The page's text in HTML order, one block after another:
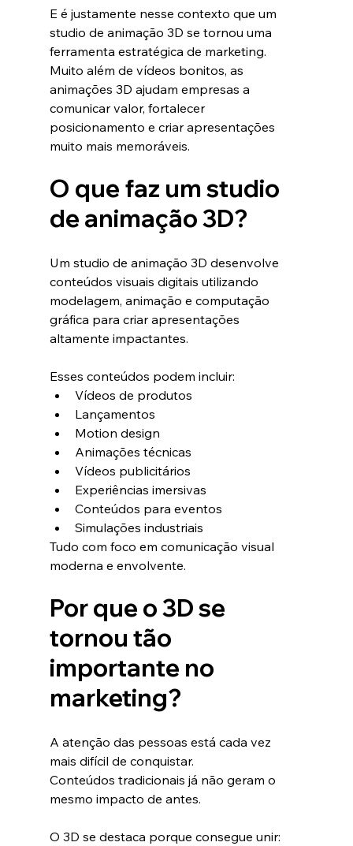
E é justamente nesse contexto que um
studio de animação 3D se tornou uma
ferramenta estratégica de marketing.
Muito além de vídeos bonitos, as
animações 3D ajudam empresas a
comunicar valor, fortalecer
posicionamento e criar apresentações
muito mais memoráveis.
O que faz um studio
de animação 3D?
Um studio de animação 3D desenvolve
conteúdos visuais digitais utilizando
modelagem, animação e computação
gráfica para criar apresentações
altamente impactantes.
Esses conteúdos podem incluir:
Vídeos de produtos
Lançamentos
Motion design
Animações técnicas
Vídeos publicitários
Experiências imersivas
Conteúdos para eventos
Simulações industriais
Tudo com foco em comunicação visual
moderna e envolvente.
Por que o 3D se
tornou tão
importante no
marketing?
A atenção das pessoas está cada vez
mais difícil de conquistar.
Conteúdos tradicionais já não geram o
mesmo impacto de antes.
O 3D se destaca porque consegue unir: